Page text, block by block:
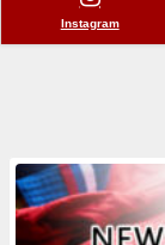
Instagram